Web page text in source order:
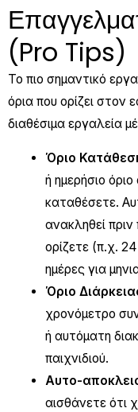
(Pro Tips)
Το πιο σημαντικό
όρια που ορίζει στον
διαθέσιμα εργαλεία
Όριο
ή ημερήσιο
καταθέσετε.
ανακληθεί
ορίζετε (π.χ.
ημέρες για
Όριο
χρονόμετρο
ή αυτόματη
παιχνιδιού.
Αυτο-
αισθάνετε ότι